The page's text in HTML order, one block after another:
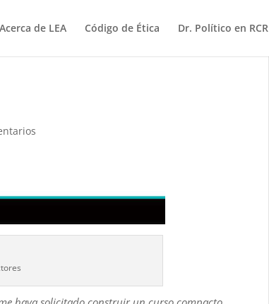
Acerca de LEA Código de Ética Dr. Político en RCR